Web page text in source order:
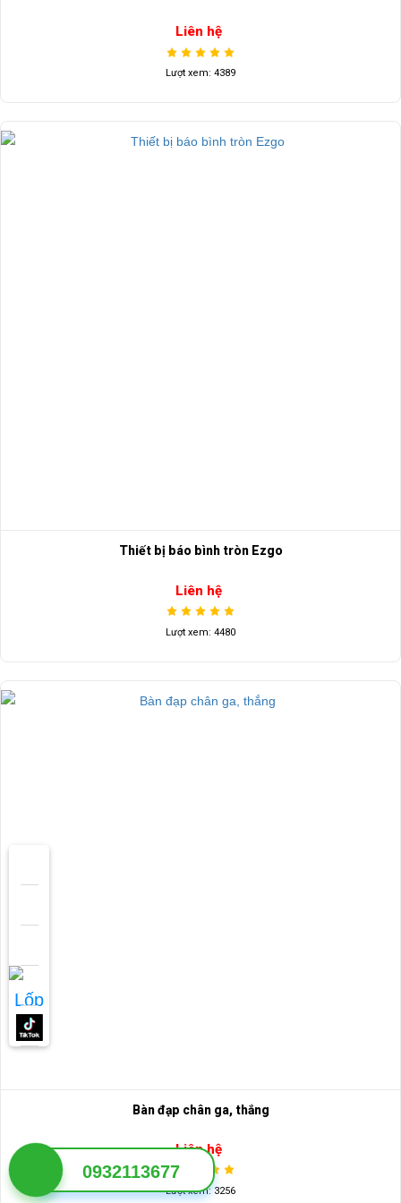
Liên hệ
Lượt xem: 4389
Thiết bị báo bình tròn Ezgo
Liên hệ
Lượt xem: 4480
Bàn đạp chân ga, thắng
Liên hệ
Lượt xem: 3256
0932113677